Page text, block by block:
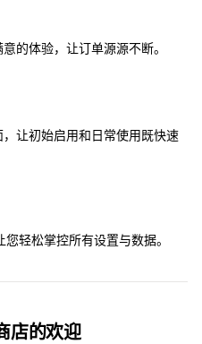
的体验，让订单源源不断。
让初始启用和日常使用既快速
轻松掌控所有设置与数据。
店的欢迎